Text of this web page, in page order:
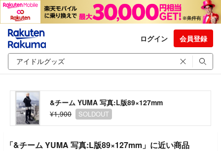
ログイン 会員登録
&チーム YUMA 写真:L版89×127mm
¥1,900
SOLDOUT
「&チーム YUMA 写真:L版89×127mm」に近い商品